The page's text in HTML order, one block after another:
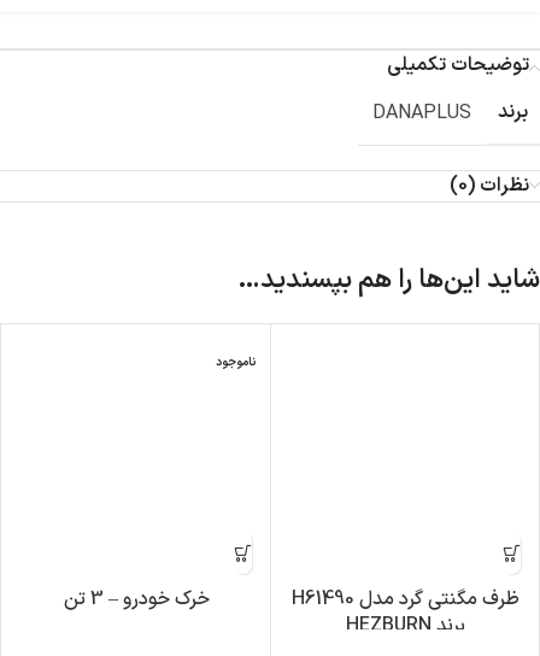
توضیحات تکمیلی
برند
DANAPLUS
نظرات (0)
شاید این‌ها را هم بپسندید…
ظرف مگنتی گرد مدل H61490
برند HEZBURN
ناموجود
خرک خودرو – 3 تن